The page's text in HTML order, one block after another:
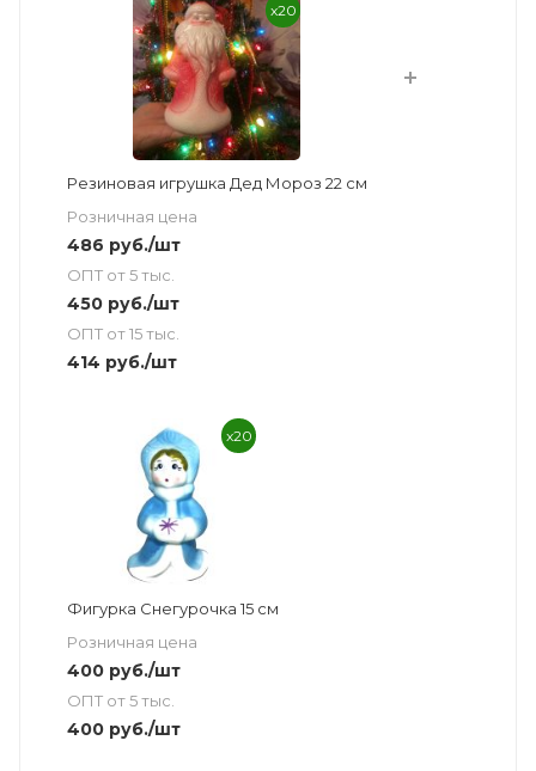
x20
Резиновая игрушка Дед Мороз 22 см
Розничная цена
486 руб./шт
ОПТ от 5 тыс.
450руб./шт
ОПТ от 15 тыс.
414 руб./шт
x20
Фигурка Снегурочка 15 см
Розничная цена
400руб./шт
ОПТ от 5 тыс.
400руб./шт